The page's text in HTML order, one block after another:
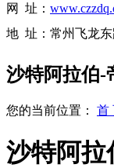
网 址：
地 址：常州飞龙东
沙特阿拉伯-
您的当前位置： 首
沙特阿拉